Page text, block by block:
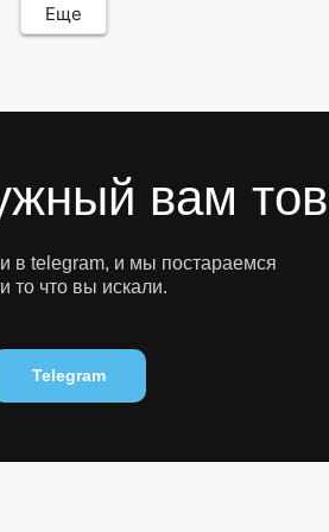
Еще
вам
в telegram, и мы постараемся
то что вы искали.
Telegram